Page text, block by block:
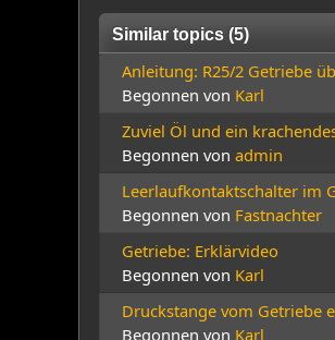
Similar topics (5)
Anleitung: R25/2 Getriebe
Begonnen von Karl
Zuviel Öl und ein
Begonnen von admin
Leerlaufkontaktschalter im
Begonnen von Fastnachter
Getriebe: Erklärvideo
Begonnen von Karl
Druckstange vom Getriebe
Begonnen von Karl